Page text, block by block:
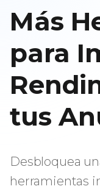
Más
para
tus
Desbloquea
herramientas